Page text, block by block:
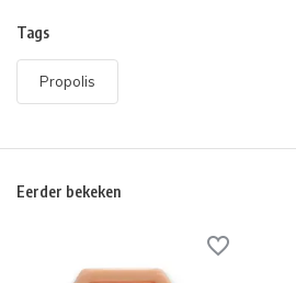
Tags
Propolis
Eerder bekeken